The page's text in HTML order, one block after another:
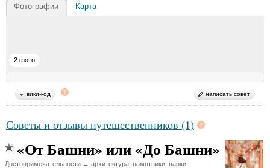
Фотографии Карта
2 фото
вики-код написать совет
Советы и отзывы путешественников (1)
«От Башни» или «До Башни»
Достопримечательности → архитектура, памятники, парки